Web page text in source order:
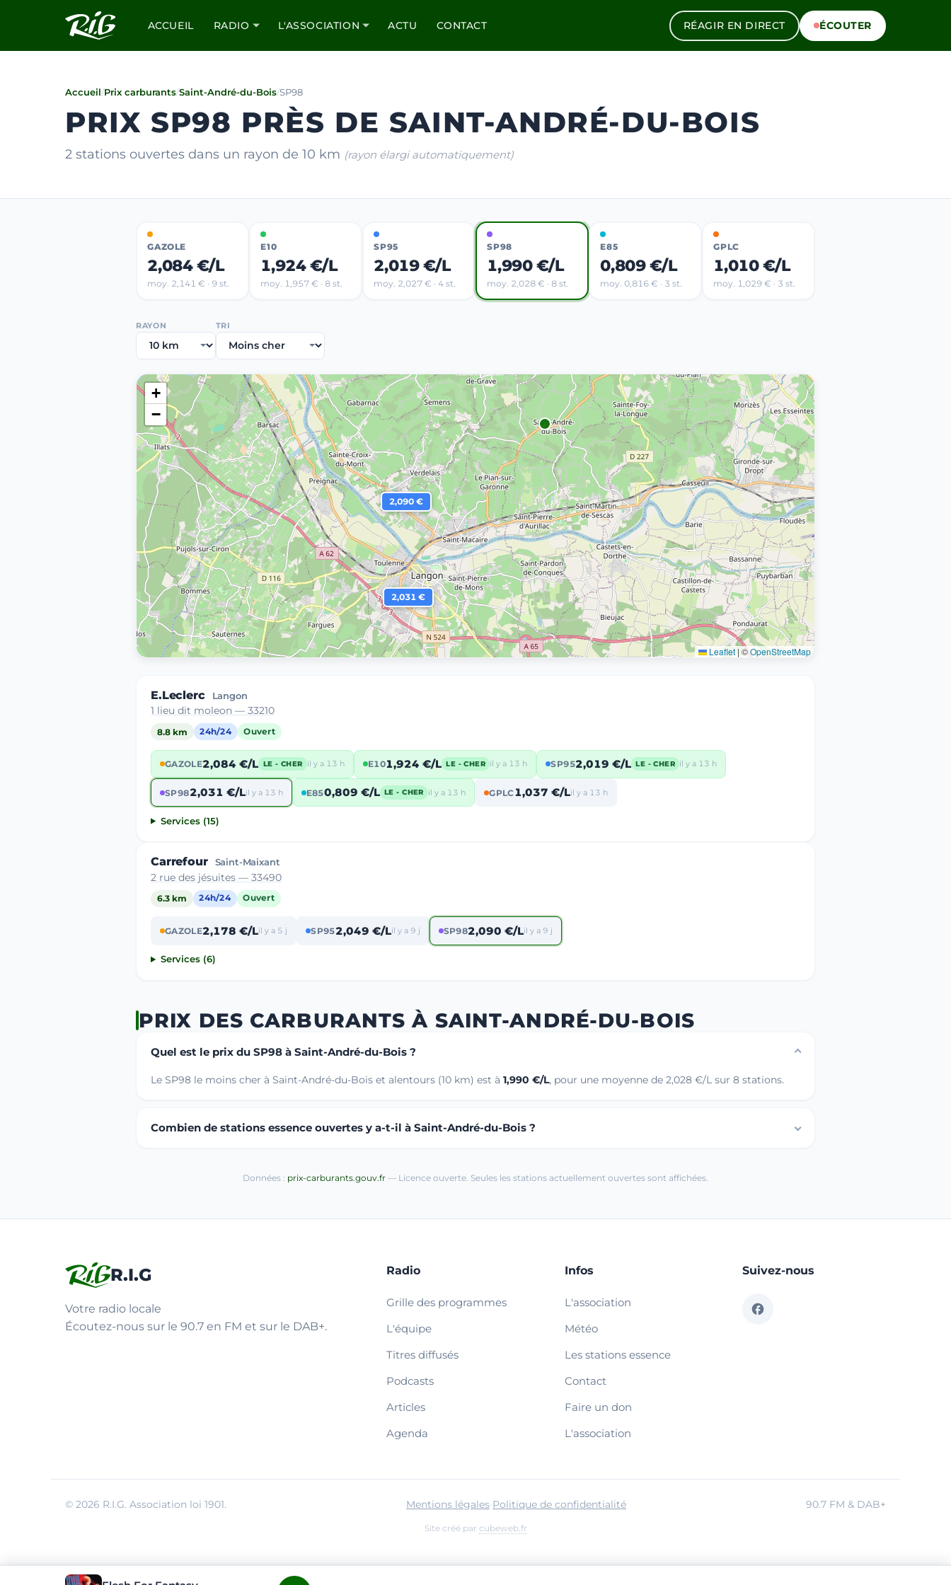
ACCUEIL RADIO L'ASSOCIATION ACTU CONTACT RÉAGIR EN DIRECT ÉCOUTER
Accueil/Prix carburants/Saint-André-du-Bois/SP98
PRIX SP98 PRÈS DE SAINT-ANDRÉ-DU-BOIS
2 stations ouvertes dans un rayon de 10 km (rayon élargi automatiquement)
GAZOLE
2,084 €/L
moy. 2,141 € · 9 st.
E10
1,924 €/L
moy. 1,957 € · 8 st.
SP95
2,019 €/L
moy. 2,027 € · 4 st.
SP98
1,990 €/L
moy. 2,028 € · 8 st.
E85
0,809 €/L
moy. 0,816 € · 3 st.
GPLC
1,010 €/L
moy. 1,029 € · 3 st.
RAYON TRI
2,031 €
2,090 €
+
−
Leaflet | ©OpenStreetMap
E.Leclerc Langon
1 lieu dit moleon — 33210
8.8 km 24h/24 Ouvert
GAZOLE2,084 €/L LE - CHER il y a 13 h E101,924 €/L LE - CHER il y a 13 h SP952,019 €/L LE - CHER il y a 13 h
SP982,031 €/Lil y a 13 h E850,809 €/L LE - CHER il y a 13 h GPLC1,037 €/Lil y a 13 h
Services (15)
Carrefour Saint-Maixant
2 rue des jésuites — 33490
6.3 km 24h/24 Ouvert
GAZOLE2,178 €/Lil y a 5 j SP952,049 €/Lil y a 9 j SP982,090 €/Lil y a 9 j
Services (6)
PRIX DES CARBURANTS À SAINT-ANDRÉ-DU-BOIS
Quel est le prix du SP98 à Saint-André-du-Bois ?
Le SP98 le moins cher à Saint-André-du-Bois et alentours (10 km) est à 1,990 €/L, pour une moyenne de 2,028 €/L sur 8 stations.
Combien de stations essence ouvertes y a-t-il à Saint-André-du-Bois ?
Données : prix-carburants.gouv.fr — Licence ouverte. Seules les stations actuellement ouvertes sont affichées.
R.I.G
Votre radio locale
Écoutez-nous sur le 90.7 en FM et sur le DAB+.
Radio
Grille des programmes
L'équipe
Titres diffusés
Podcasts
Articles
Agenda
Infos
L'association
Météo
Les stations essence
Contact
Faire un don
L'association
Suivez-nous
© 2026 R.I.G. Association loi 1901. Mentions légales·Politique de confidentialité 90.7 FM & DAB+
Site créé par cubeweb.fr